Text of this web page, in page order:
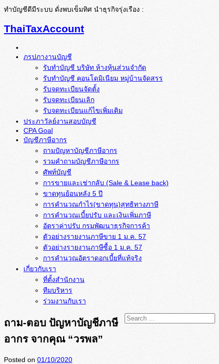
ทำบัญชีดีมีระบบ ดั่งพบเข็มทิศ นำธุรกิจรุ่งเรือง :
ThaiTaxAccount
ภรปภางานบัญชี
รับทำบัญชี บริษัท ห้างหุ้นส่วนจำกัด
รับทำบัญชี คอนโดมิเนียม หมู่บ้านจัดสรร
รับจดทะเบียนจัดตั้ง
รับจดทะเบียนเลิก
รับจดทะเบียนแก้ไขเพิ่มเติม
ประภาวัลย์งานสอบบัญชี
CPA Goal
บัญชีภาษีอากร
ถามปัญหาบัญชีภาษีอากร
รวมคำถามบัญชีภาษีอากร
ศัพท์บัญชี
การขายและเช่ากลับ (Sale & Lease back)
ขาดทุนย้อนหลัง 5 ปี
การคำนวณกำไร(ขาดทุน)สุทธิทางภาษี
การคำนวณเบี้ยปรับ และเงินเพิ่มภาษี
อัตราค่าปรับ กรมพัฒนาธุรกิจการค้า
ตัวอย่างรายงานภาษีขาย 1 ม.ค. 57
การคำนวณอัตราดอกเบี้ยที่แท้จริง
เกี่ยวกับเรา
ที่ตั้งสำนักงาน
ทีมบริหาร
ร่วมงานกับเรา
ถาม-ตอบ ปัญหาบัญชีภาษี
อากร จากคุณ “วรพล”
Posted on 01/10/2020